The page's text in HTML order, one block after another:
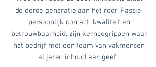
de derde generatie aan het roer. Passie,
persoonlijk contact, kwaliteit en
betrouwbaarheid, zijn kernbegrippen waar
het bedrijf met een team van vakmensen
al jaren inhoud aan geeft.